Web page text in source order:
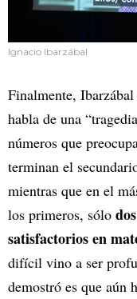
Ignacio Ibarzábal
Finalmente,
habla de una
números que
terminan el
mientras que en el
los primeros, sólo
satisfactorios en
difícil vino a ser
demostró es que aún